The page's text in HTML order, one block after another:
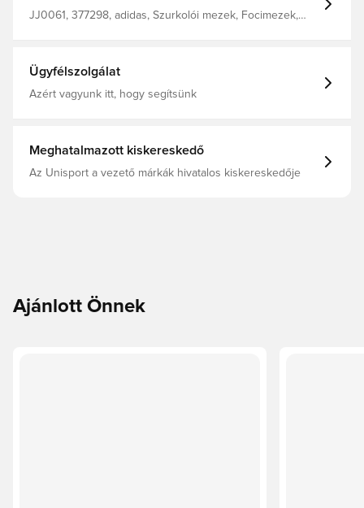
JJ0061, 377298, adidas, Szurkolói mezek, Focimezek,
Ügyfélszolgálat
Azért vagyunk itt, hogy segítsünk
Meghatalmazott kiskereskedő
Az Unisport a vezető márkák hivatalos kiskereskedője
Ajánlott Önnek